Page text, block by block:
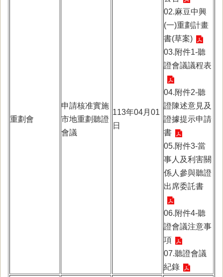
重劃會
申請核准實施
市地重劃聽證
會議
113年04月01
日
02.麻豆中興
(一)重劃計畫
書(草案)
03.附件1-聽
證會議議程表
04.附件2-聽
證陳述意見及
證據提示申請
書
05.附件3-當
事人及利害關
係人參與聽證
出席委託書
06.附件4-聽
證會議注意事
項
07.聽證會議
紀錄